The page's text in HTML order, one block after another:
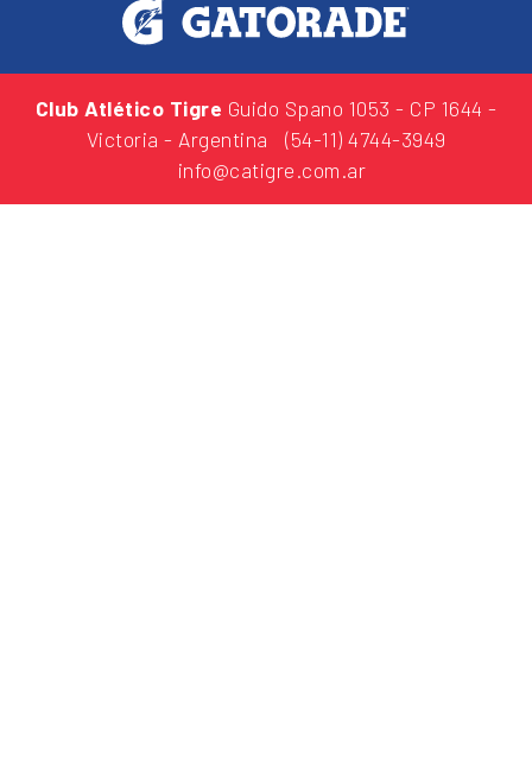
Club Atlético Tigre Guido Spano 1053 - CP 1644 -
Victoria - Argentina
(54-11) 4744-3949
info@catigre.com.ar